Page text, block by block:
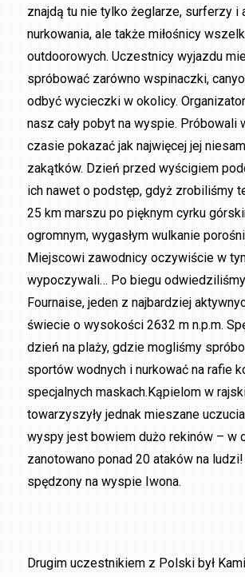
znajdą tu nie tylko żeglarze, surferzy i
nurkowania, ale także miłośnicy
outdoorowych. Uczestnicy wyjazdu
spróbować zarówno wspinaczki,
odbyć wycieczki w okolicy.
nasz cały pobyt na wyspie. Próbowali
czasie pokazać jak najwięcej jej
zakątków. Dzień przed wyścigiem
ich nawet o podstęp, gdyż zrobiliśmy
25 km marszu po pięknym cyrku
ogromnym, wygasłym wulkanie
Miejscowi zawodnicy oczywiście w
wypoczywali… Po biegu
Fournaise, jeden z najbardziej
świecie o wysokości 2632 m n.p.m.
dzień na plaży, gdzie mogliśmy
sportów wodnych i nurkować na rafie
specjalnych maskach.Kąpielom w
towarzyszyły jednak mieszane
wyspy jest bowiem dużo rekinów – w
zanotowano ponad 20 ataków na
spędzony na wyspie Iwona.
Drugim uczestnikiem z Polski był